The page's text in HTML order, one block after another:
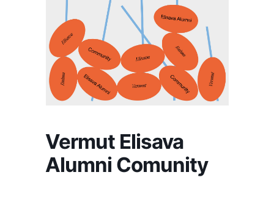
Vermut Elisava
Alumni Comunity